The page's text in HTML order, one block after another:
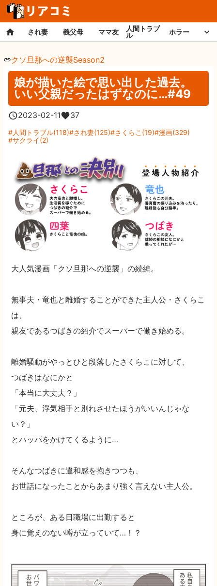
され妻 義父母 ママ友
人間トラブ
ル
ホラー
クソ旦那への逆襲Season2
娘が描いた絵で思い出した過去。
いい父親だったはずなのに…#49
2023-02-11 37
人間トラブル(118) され妻(125) さくらこ (19) 漫画(329)
サクライ(2)
大人気漫画「クソ旦那への逆襲」の続編。
無事夫・竜也と離婚することができた主人公・さくらこ
は、
親友であるつばきの紹介でスーパーで働き始める。
離婚騒動がやっとひと段落したさくらこに対して、
つばきはなにかと
「本当に大丈夫？」
「元夫、浮気相手と別れさせたほうがいいんじゃな
い？」
とハッパをかけてくるように…
そんなつばきに違和感を抱きつつも、
お世話になったことからあまり強く言えない主人公。
ところが、ある日職場に出勤すると
身に覚えのない噂が立っていて…！？